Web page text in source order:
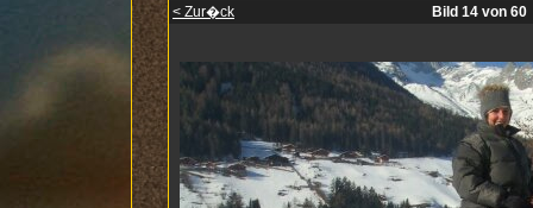
< Zur�ck Bild 14 von 60